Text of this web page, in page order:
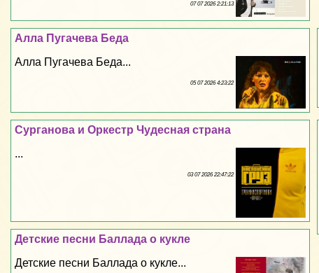
07 07 2026 2:21:13
Алла Пугачева Беда
Алла Пугачева Беда...
05 07 2026 4:23:22
Сурганова и Оркестр Чудесная страна
...
03 07 2026 22:47:22
Детские песни Баллада о кукле
Детские песни Баллада о кукле...